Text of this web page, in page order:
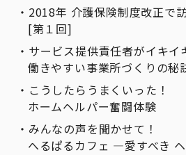
2018年 介護保険制度改正で
[第１回]
サービス提供責任者がイキイ
働きやすい事業所づくりの秘
こうしたらうまくいった！
ホームヘルパー奮闘体験
みんなの声を聞かせて！
へるぱるカフェ ―愛すべき